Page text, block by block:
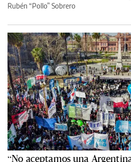
Rubén “Pollo” Sobrero
“No aceptamos una